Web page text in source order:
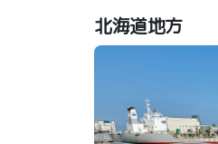
北海道地方